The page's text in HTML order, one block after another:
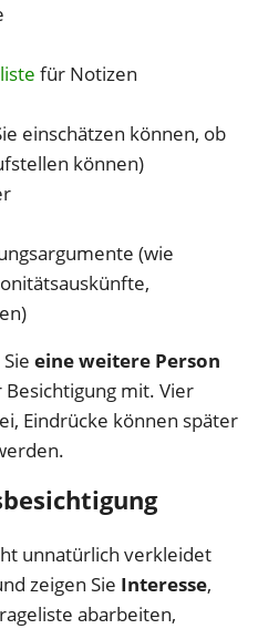
für Notizen
einschätzen können, ob
können)
(wie
eine weitere Person
mit. Vier
Eindrücke können später
unnatürlich verkleidet
zeigen Sie Interesse,
abarbeiten,